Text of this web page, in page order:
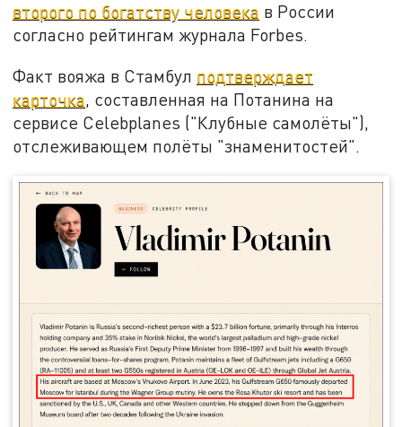
второго по богатству человека в России
согласно рейтингам журнала Forbes.
Факт вояжа в Стамбул подтверждает
карточка, составленная на Потанина на
сервисе Сelebplanes ("Клубные самолёты"),
отслеживающем полёты "знаменитостей".